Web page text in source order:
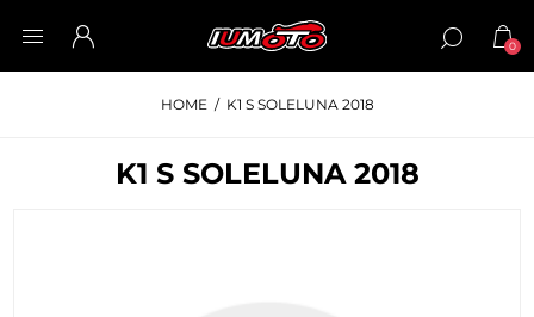
0
HOME / K1 S SOLELUNA 2018
K1 S SOLELUNA 2018